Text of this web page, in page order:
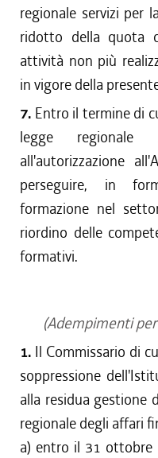
regionale servizi per
ridotto della quota
attività non più
in vigore della
7. Entro il termine di
legge
all'autorizzazione
perseguire, in
formazione nel
riordino delle
formativi.
(Adempimenti
1. Il Commissario di
soppressione
alla residua gestione
regionale degli affari
a) entro il 31 ottobre